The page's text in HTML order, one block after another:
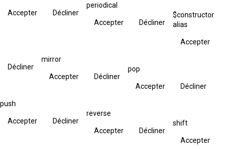
Accepter Décliner
periodical
Accepter Décliner
$constructor
alias
Accepter
Décliner
mirror
Accepter Décliner
pop
Accepter Décliner
push
Accepter Décliner
reverse
Accepter Décliner
shift
Accepter